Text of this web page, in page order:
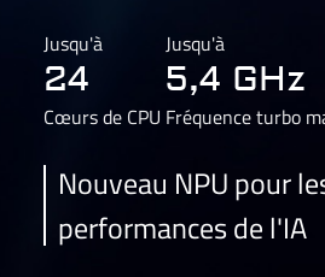
Jusqu'à
24
Cœurs de CPU
Jusqu'à
5,4 GHz
Fréquence turbo
Nouveau NPU pour
performances de l'IA